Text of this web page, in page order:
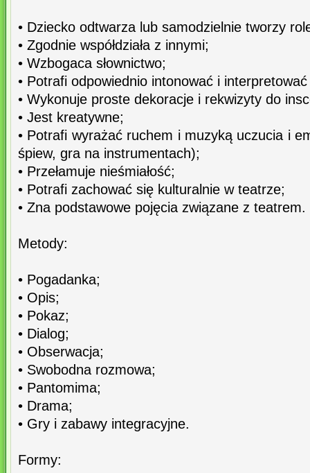
• Dziecko odtwarza lub samodzielnie tworzy
• Zgodnie współdziała z innymi;
• Wzbogaca słownictwo;
• Potrafi odpowiednio intonować i
• Wykonuje proste dekoracje i rekwizyty do
• Jest kreatywne;
• Potrafi wyrażać ruchem i muzyką uczucia i
śpiew, gra na instrumentach);
• Przełamuje nieśmiałość;
• Potrafi zachować się kulturalnie w teatrze;
• Zna podstawowe pojęcia związane z teatrem.
Metody:
• Pogadanka;
• Opis;
• Pokaz;
• Dialog;
• Obserwacja;
• Swobodna rozmowa;
• Pantomima;
• Drama;
• Gry i zabawy integracyjne.
Formy: